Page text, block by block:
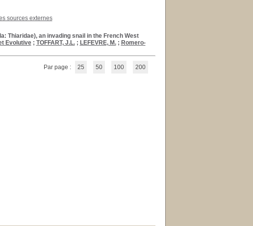
sources externes
Thiaridae), an invading snail in the French West
Evolutive; TOFFART, J.L.; LEFEVRE, M.; Romero-
Par page : 25 50 100 200